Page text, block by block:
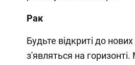
Рак
Будьте відкриті до
з'являться на